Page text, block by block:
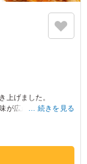
上げました。
が広がるメニューで
続きを見る